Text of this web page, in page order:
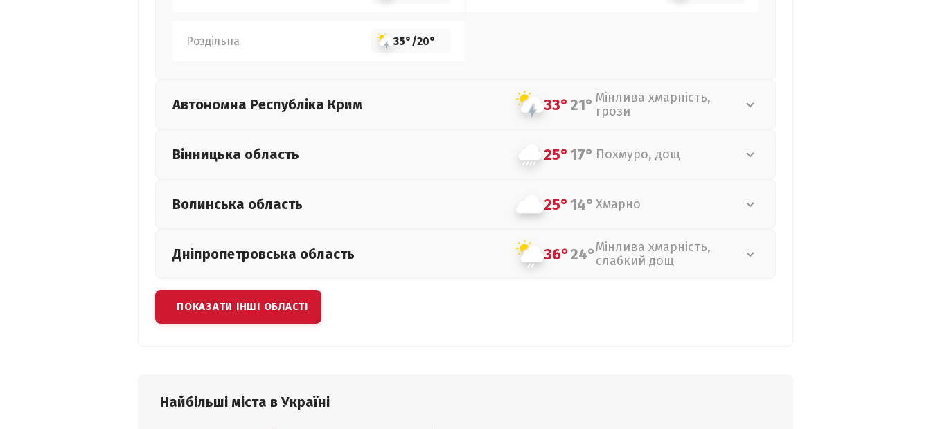
Роздільна 35°/20°
Автономна Республіка Крим 33°21° Мінлива хмарність,
грози
Вінницька область 25°17° Похмуро, дощ
Волинська область 25°14° Хмарно
Дніпропетровська область 36°24°Мінлива хмарність,
слабкий дощ
ПОКАЗАТИ ІНШІ ОБЛАСТІ
Найбільші міста в Україні